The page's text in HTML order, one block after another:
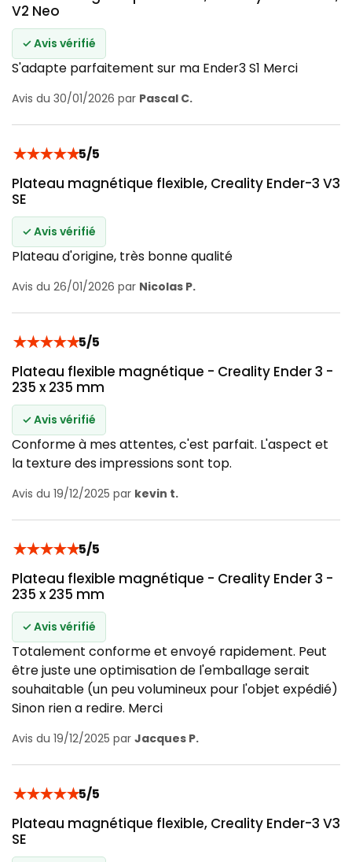
V2 Neo
✓ Avis vérifié
S'adapte parfaitement sur ma Ender3 S1 Merci
Avis du 30/01/2026 par Pascal C.
★★★★★5/5
Plateau magnétique flexible, Creality Ender-3 V3
SE
✓ Avis vérifié
Plateau d'origine, très bonne qualité
Avis du 26/01/2026 par Nicolas P.
★★★★★5/5
Plateau flexible magnétique - Creality Ender 3 -
235 x 235 mm
✓ Avis vérifié
Conforme à mes attentes, c'est parfait. L'aspect et
la texture des impressions sont top.
Avis du 19/12/2025 par kevin t.
★★★★★5/5
Plateau flexible magnétique - Creality Ender 3 -
235 x 235 mm
✓ Avis vérifié
Totalement conforme et envoyé rapidement. Peut
être juste une optimisation de l'emballage serait
souhaitable (un peu volumineux pour l'objet expédié)
Sinon rien a redire. Merci
Avis du 19/12/2025 par Jacques P.
★★★★★5/5
Plateau magnétique flexible, Creality Ender-3 V3
SE